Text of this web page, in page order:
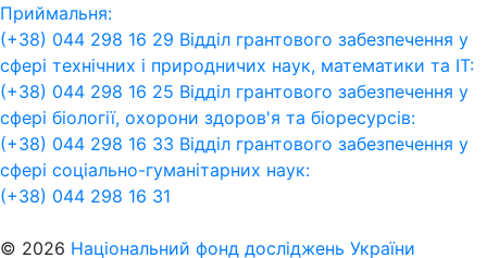
Приймальня:
(+38) 044 298 16 29 Відділ грантового забезпечення у
сфері технічних і природничих наук, математики та ІТ:
(+38) 044 298 16 25 Відділ грантового забезпечення у
сфері біології, охорони здоров'я та біоресурсів:
(+38) 044 298 16 33 Відділ грантового забезпечення у
сфері соціально-гуманітарних наук:
(+38) 044 298 16 31
© 2026 Національний фонд досліджень України